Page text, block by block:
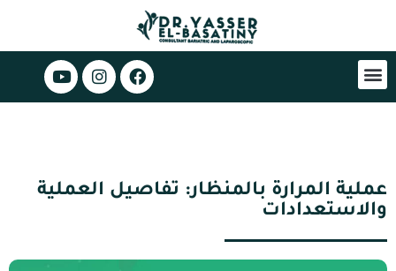
عملية المرارة بالمنظار: تفاصيل العملية
والاستعدادات